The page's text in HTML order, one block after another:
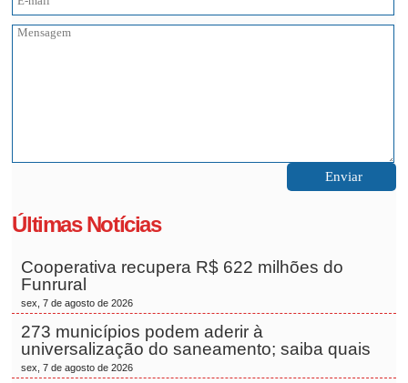
Últimas Notícias
Cooperativa recupera R$ 622 milhões do
Funrural
sex, 7 de agosto de 2026
273 municípios podem aderir à
universalização do saneamento; saiba quais
sex, 7 de agosto de 2026